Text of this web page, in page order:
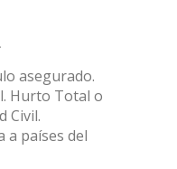
asegurado.
Hurto Total o
Civil.
a países del